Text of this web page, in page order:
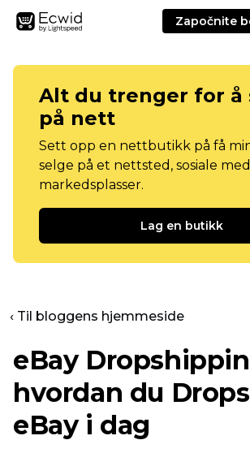
Započnite
Alt du trenger for å
på nett
Sett opp en nettbutikk på få
selge på et nettsted, sosiale
markedsplasser.
Lag en butikk
‹ Til bloggens hjemmeside
eBay
hvordan du
eBay i dag